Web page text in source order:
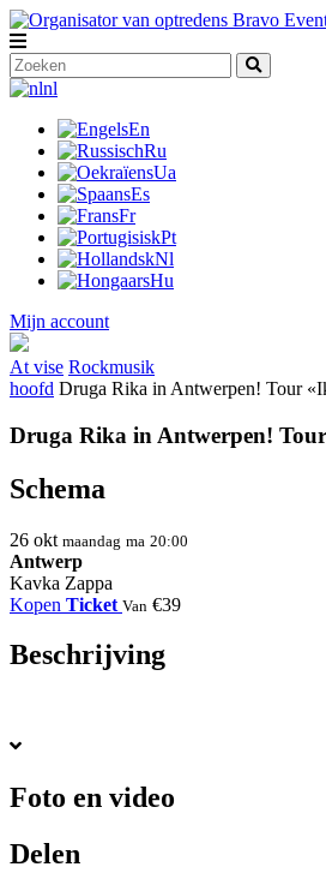
nl
En
Ru
Ua
Es
Fr
Pt
Nl
Hu
Mijn account
At vise Rockmusik
hoofd Druga Rika in Antwerpen! Tour
Druga Rika in Antwerpen!
Schema
26 okt maandag ma 20:00
Antwerp
Kavka Zappa
Kopen Ticket Van €39
Beschrijving
Foto en video
Delen